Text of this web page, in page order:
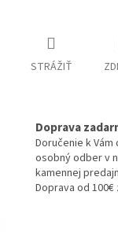
STRÁŽIŤ
Doprava
Doručenie k
osobný odber v
kamennej
Doprava od 100€